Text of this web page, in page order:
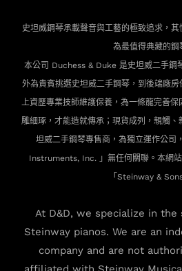
史坦威鋼琴承載聲音與工藝的極致追求，
為最值得典藏的鋼
本公司 Duchess & Duke 是史坦威二手鋼
外為貴賓挑選史坦威二手鋼琴，到後端廠
上資歷專業技師維護保養，為一條龍完善
雕細琢，才能造就傳承；現貨成列，親觸
坦威二手鋼琴專售商，為獨立運作公
Instruments, Inc. 」無任何關聯。本網
「Steinway &
At D&D, we specialize in
Steinway pianos. We are an
company and are not